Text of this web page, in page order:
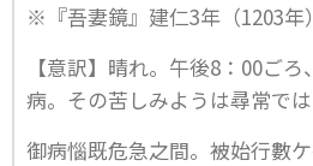
※『吾妻鏡』建仁3年（1203年
【意訳】晴れ。午後8：00ご
病。その苦しみようは尋常では
御病惱既危急之間。被始行數